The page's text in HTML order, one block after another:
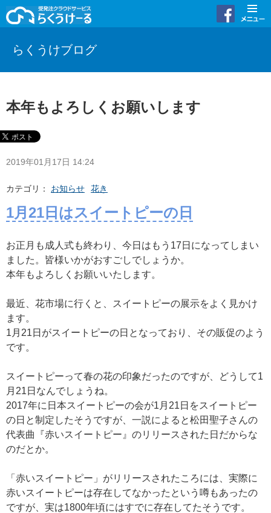
らくうけブログ
本年もよろしくお願いします
2019年01月17日 14:24
カテゴリ： お知らせ 花き
1月21日はスイートピーの日
お正月も成人式も終わり、今日はもう17日になってしまい
ました。皆様いかがおすごしでしょうか。
本年もよろしくお願いいたします。
最近、花市場に行くと、スイートピーの展示をよく見かけ
ます。
1月21日がスイートピーの日となっており、その販促のよう
です。
スイートピーって春の花の印象だったのですが、どうして1
月21日なんでしょうね。
2017年に日本スイートピーの会が1月21日をスイートピー
の日と制定したそうですが、一説によると松田聖子さんの
代表曲『赤いスイートピー』のリリースされた日だからな
のだとか。
「赤いスイートピー」がリリースされたころには、実際に
赤いスイートピーは存在してなかったという噂もあったの
ですが、実は1800年頃にはすでに存在してたそうです。